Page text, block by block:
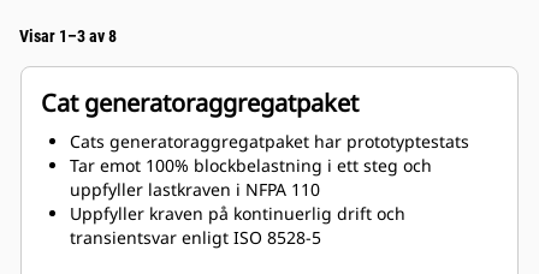
Visar 1–3 av 8
Cat generatoraggregatpaket
Cats generatoraggregatpaket har prototyptestats
Tar emot 100% blockbelastning i ett steg och
uppfyller lastkraven i NFPA 110
Uppfyller kraven på kontinuerlig drift och
transientsvar enligt ISO 8528-5